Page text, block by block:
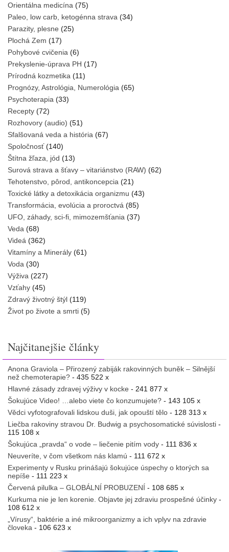
Orientálna medicína (75)
Paleo, low carb, ketogénna strava (34)
Parazity, plesne (25)
Plochá Zem (17)
Pohybové cvičenia (6)
Prekyslenie-úprava PH (17)
Prírodná kozmetika (11)
Prognózy, Astrológia, Numerológia (65)
Psychoterapia (33)
Recepty (72)
Rozhovory (audio) (51)
Sfalšovaná veda a história (67)
Spoločnosť(140)
Štítna žľaza, jód (13)
Surová strava a šťavy – vitariánstvo (RAW) (62)
Tehotenstvo, pôrod, antikoncepcia (21)
Toxické látky a detoxikácia organizmu (43)
Transformácia, evolúcia a proroctvá (85)
UFO, záhady, sci-fi, mimozemšťania (37)
Veda (68)
Videá (362)
Vitamíny a Minerály (61)
Voda (30)
Výživa (227)
Vzťahy (45)
Zdravý životný štýl (119)
Život po živote a smrti (5)
Najčitanejšie články
Anona Graviola – Přirozený zabiják rakovinných buněk – Silnější
než chemoterapie? - 435 522 x
Hlavné zásady zdravej výživy v kocke - 241 877 x
Šokujúce Video! …alebo viete čo konzumujete? - 143 105 x
Vědci vyfotografovali lidskou duši, jak opouští tělo - 128 313 x
Liečba rakoviny stravou Dr. Budwig a psychosomatické súvislosti -
115 108 x
Šokujúca „pravda“ o vode – liečenie pitím vody - 111 836 x
Neuveríte, v čom všetkom nás klamú - 111 672 x
Experimenty v Rusku prinášajú šokujúce úspechy o ktorých sa
nepíše - 111 223 x
Červená pilulka – GLOBÁLNÍ PROBUZENÍ - 108 685 x
Kurkuma nie je len korenie. Objavte jej zdraviu prospešné účinky -
108 612 x
„Vírusy“, baktérie a iné mikroorganizmy a ich vplyv na zdravie
človeka - 106 623 x